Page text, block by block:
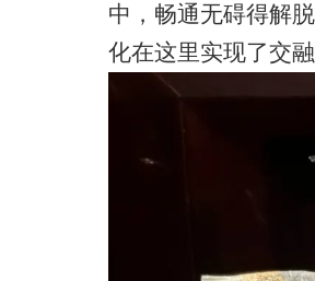
中，畅通无碍得解
化在这里实现了交